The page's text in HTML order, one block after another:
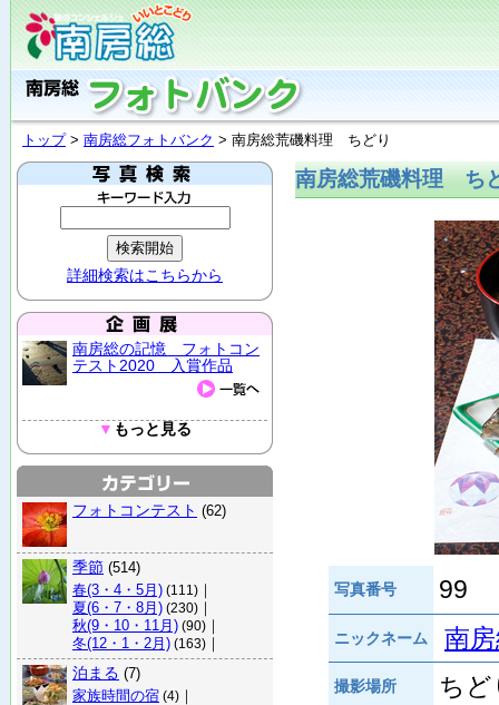
トップ> 南房総フォトバンク > 南房総荒磯料理 ちどり
詳細検索はこちらから
南房総の記憶 フォトコン
テスト2020 入賞作品
▼ もっと見る
フォトコンテスト (62)
季節 (514)
春(3・4・5月) (111) ｜
夏(6・7・8月) (230) ｜
秋(9・10・11月) (90) ｜
冬(12・1・2月) (163) ｜
泊まる (7)
家族時間の宿 (4) ｜
南房総荒磯料理 ち
写真番号 99
ニックネーム 南
撮影場所 ちど